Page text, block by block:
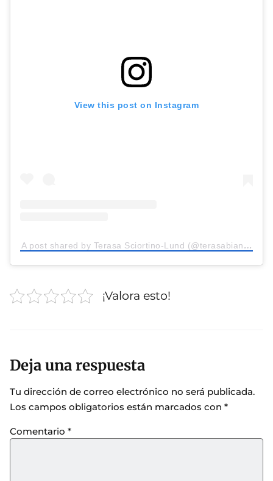
View this post on Instagram
A post shared by Terasa Sciortino-Lund (@terasabianca)
¡Valora esto!
Deja una respuesta
Tu dirección de correo electrónico no será publicada.
Los campos obligatorios están marcados con *
Comentario *